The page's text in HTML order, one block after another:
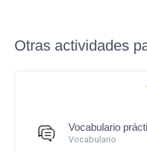
Otras actividades
Vocabulario
Vocabulario